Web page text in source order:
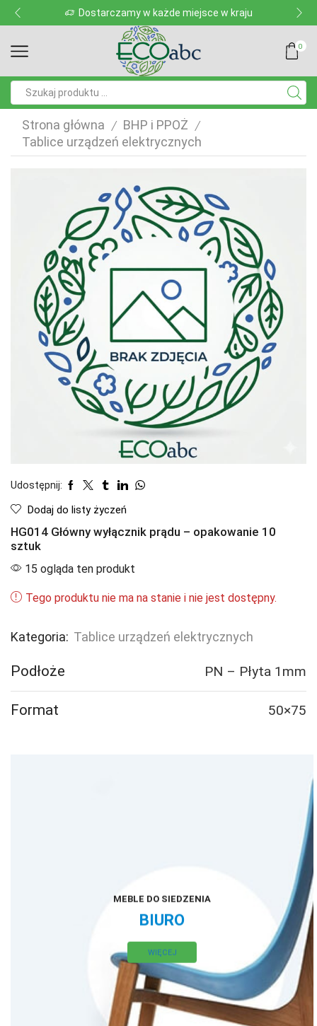
Dostarczamy w każde miejsce w kraju
0
Strona główna / BHP i PPOŻ /
Tablice urządzeń elektrycznych
Udostępnij:
Dodaj do listy życzeń
HG014 Główny wyłącznik prądu – opakowanie 10
sztuk
15 ogląda ten produkt
Tego produktu nie ma na stanie i nie jest dostępny.
Kategoria: Tablice urządzeń elektrycznych
Podłoże PN – Płyta 1mm
Format 50×75
MEBLE DO SIEDZENIA
BIURO
WIĘCEJ